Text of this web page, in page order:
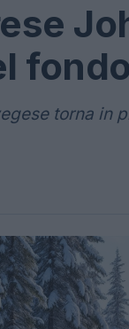
fondo
torna in